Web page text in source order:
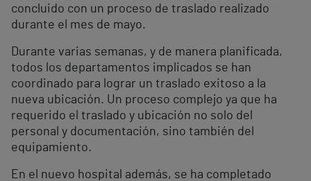
concluido con un proceso de traslado realizado
durante el mes de mayo.
Durante varias semanas, y de manera planificada,
todos los departamentos implicados se han
coordinado para lograr un traslado exitoso a la
nueva ubicación. Un proceso complejo ya que ha
requerido el traslado y ubicación no solo del
personal y documentación, sino también del
equipamiento.
En el nuevo hospital además, se ha completado